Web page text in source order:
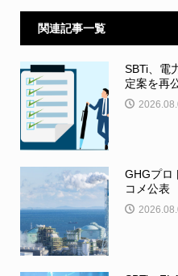
関連記事一覧
SBTi、電
定案を再
GHGプロ
コメ公表